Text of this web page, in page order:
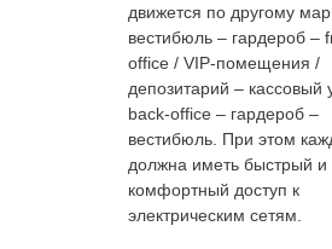
движется по другому
вестибюль – гардероб –
office / VIP-помещения /
депозитарий – кассовый
back-office – гардероб –
вестибюль. При этом
должна иметь быстрый и
комфортный доступ к
электрическим сетям.